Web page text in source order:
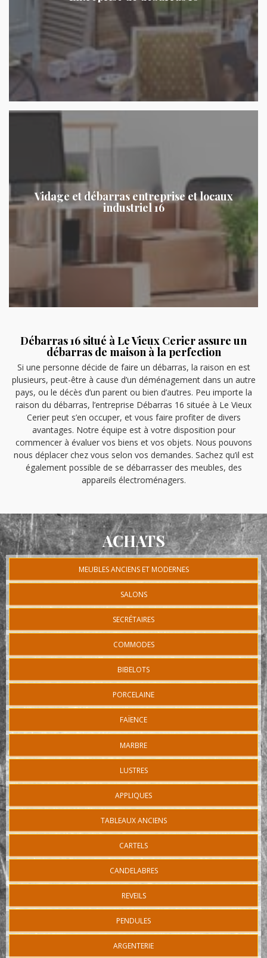
Vidage et débarras entreprise et locaux
industriel 16
Débarras 16 situé à Le Vieux Cerier assure un
débarras de maison à la perfection
Si une personne décide de faire un débarras, la raison en est
plusieurs, peut-être à cause d’un déménagement dans un autre
pays, ou le décès d’un parent ou bien d’autres. Peu importe la
raison du débarras, l’entreprise Débarras 16 située à Le Vieux
Cerier peut s’en occuper, et vous faire profiter de divers
avantages. Notre équipe est à votre disposition pour
commencer à évaluer vos biens et vos objets. Nous pouvons
nous déplacer chez vous selon vos demandes. Sachez qu’il est
également possible de se débarrasser des meubles, des
appareils électroménagers.
ACHATS
MEUBLES ANCIENS ET MODERNES
SALONS
SECRÉTAIRES
COMMODES
BIBELOTS
PORCELAINE
FAÏENCE
MARBRE
LUSTRES
APPLIQUES
TABLEAUX ANCIENS
CARTELS
CANDELABRES
REVEILS
PENDULES
ARGENTERIE